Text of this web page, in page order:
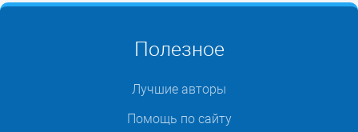
Полезное
Лучшие авторы
Помощь по сайту